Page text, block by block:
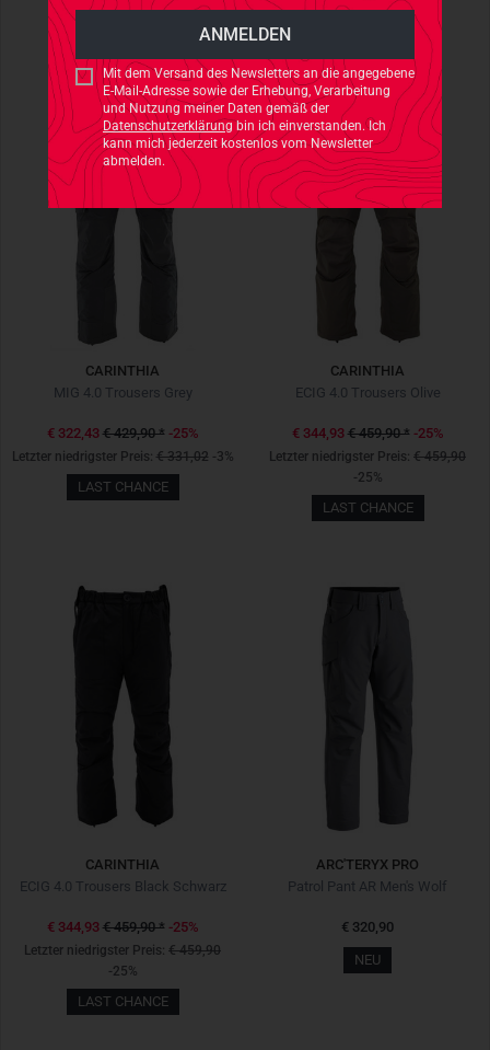
Mit dem Versand des Newsletters an die angegebene
E-Mail-Adresse sowie der Erhebung, Verarbeitung
und Nutzung meiner Daten gemäß der
Datenschutzerklärungbin ich einverstanden. Ich
kann mich jederzeit kostenlos vom Newsletter
abmelden.
LAST CHANCE LAST CHANCE
CARINTHIA
MIG 4.0 Trousers Grey
€ 322,43 € 429,90* -25%
Letzter niedrigster Preis: € 331,02 -3%
LAST CHANCE
CARINTHIA
ECIG 4.0 Trousers Olive
€ 344,93 € 459,90* -25%
Letzter niedrigster Preis: € 459,90
-25%
LAST CHANCE
CARINTHIA
ECIG 4.0 Trousers Black Schwarz
€ 344,93 € 459,90* -25%
Letzter niedrigster Preis: € 459,90
-25%
LAST CHANCE
ARC'TERYX PRO
Patrol Pant AR Men's Wolf
€ 320,90
NEU